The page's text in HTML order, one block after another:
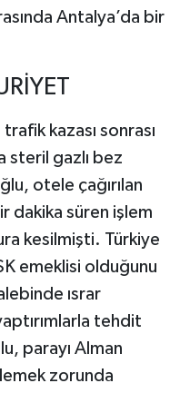
Antalya’da bir
kazası sonrası
steril gazlı bez
otele çağırılan
dakika süren işlem
kesilmişti. Türkiye
emeklisi olduğunu
ısrar
tehdit
parayı Alman
zorunda